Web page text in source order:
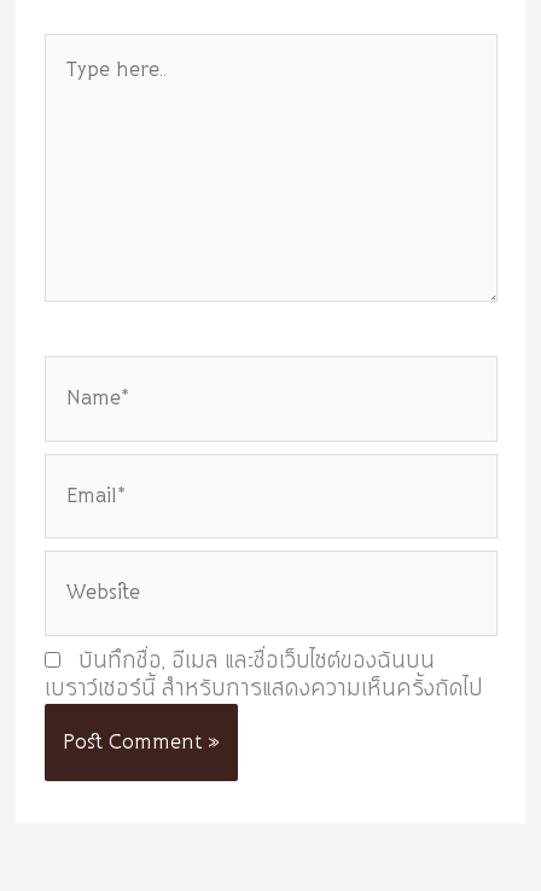
Type
here..
Name*
Email*
Website
บันทึกชื่อ, อีเมล และชื่อเว็บไซต์ของฉันบน
เบราว์เซอร์นี้ สำหรับการแสดงความเห็นครั้งถัดไป